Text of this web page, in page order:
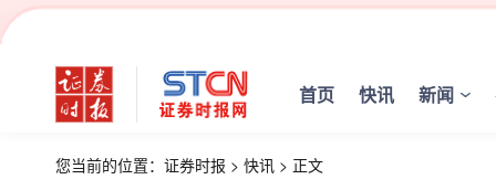
首页 快讯 新闻
您当前的位置： 证券时报 > 快讯 > 正文